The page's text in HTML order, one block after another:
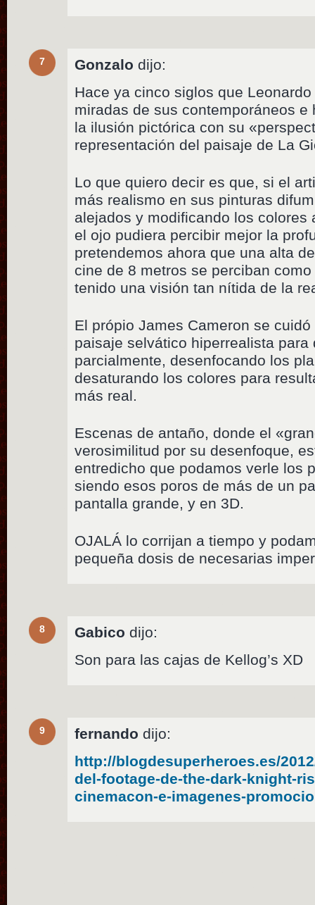
7 Gonzalo dijo:
Hace ya cinco siglos que
miradas de sus contemporáneos
la ilusión pictórica con su
representación del paisaje de La
Lo que quiero decir es que, si el
más realismo en sus pinturas
alejados y modificando los colores
el ojo pudiera percibir mejor la
pretendemos ahora que una alta
cine de 8 metros se perciban
tenido una visión tan nítida de la
El própio James Cameron se
paisaje selvático hiperrealista para
parcialmente, desenfocando los
desaturando los colores para
más real.
Escenas de antaño, donde el
verosimilitud por su desenfoque,
entredicho que podamos verle los
siendo esos poros de más de un
pantalla grande, y en 3D.
OJALÁ lo corrijan a tiempo y
pequeña dosis de necesarias
8 Gabico dijo:
Son para las cajas de Kellog’s XD
9 fernando dijo:
http://blogdesuperheroes.es/
del-footage-de-the-dark-knight-
cinemacon-e-imagenes-